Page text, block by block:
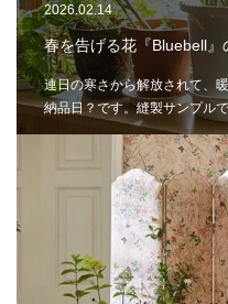
2026.02.14
春を告げる花『Bluebell』
連日の寒さから解放されて、
納品日？です。縫製サンプル